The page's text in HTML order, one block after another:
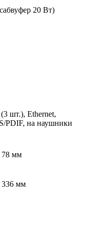
20 Вт)
шт.), Ethernet,
PDIF, на наушники
78 мм
336 мм